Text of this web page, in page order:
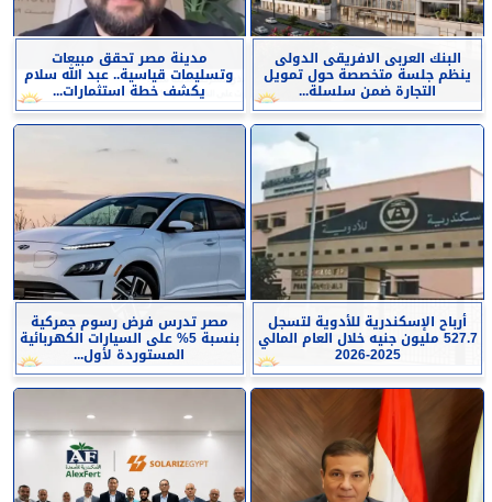
البنك العربى الافريقى الدولى
ينظم جلسة متخصصة حول تمويل
التجارة ضمن سلسلة...
مدينة مصر تحقق مبيعات
وتسليمات قياسية.. عبد الله سلام
يكشف خطة استثمارات...
أرباح الإسكندرية للأدوية لتسجل
527.7 مليون جنيه خلال العام المالي
2025-2026
مصر تدرس فرض رسوم جمركية
بنسبة 5% على السيارات الكهربائية
المستوردة لأول...